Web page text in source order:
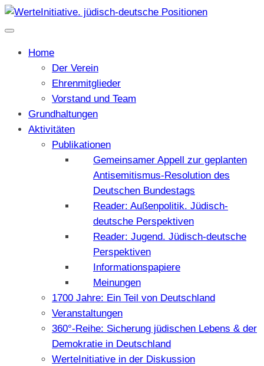
Home
Der Verein
Ehrenmitglieder
Vorstand und Team
Grundhaltungen
Aktivitäten
Publikationen
Gemeinsamer Appell zur geplanten
Antisemitismus-Resolution des
Deutschen Bundestags
Reader: Außenpolitik. Jüdisch-
deutsche Perspektiven
Reader: Jugend. Jüdisch-deutsche
Perspektiven
Informationspapiere
Meinungen
1700 Jahre: Ein Teil von Deutschland
Veranstaltungen
360°-Reihe: Sicherung jüdischen Lebens & der
Demokratie in Deutschland
WerteInitiative in der Diskussion